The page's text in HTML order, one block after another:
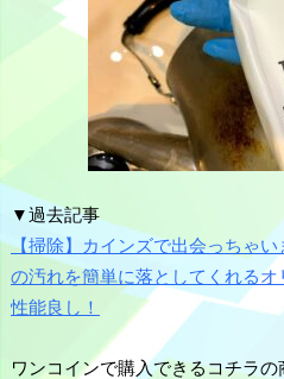
▼過去記事
【掃除】カインズで出会っちゃ
の汚れを簡単に落としてくれるオ
性能良し！
ワンコインで購入できるコチラ